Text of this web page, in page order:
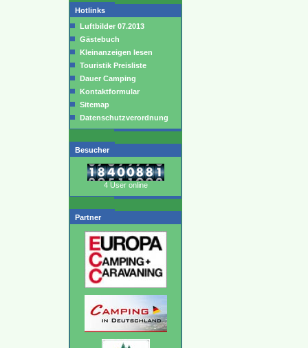
Hotlinks
Luftbilder 07.2013
Gästebuch
Kleinanzeigen lesen
Touristik Preisliste
Dauer Camping
Kontaktformular
Sitemap
Datenschutzverordnung
Besucher
4 User online
Partner